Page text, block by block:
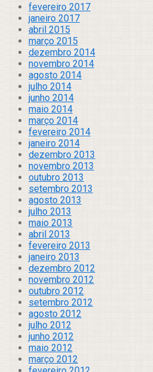
fevereiro 2017
janeiro 2017
abril 2015
março 2015
dezembro 2014
novembro 2014
agosto 2014
julho 2014
junho 2014
maio 2014
março 2014
fevereiro 2014
janeiro 2014
dezembro 2013
novembro 2013
outubro 2013
setembro 2013
agosto 2013
julho 2013
maio 2013
abril 2013
fevereiro 2013
janeiro 2013
dezembro 2012
novembro 2012
outubro 2012
setembro 2012
agosto 2012
julho 2012
junho 2012
maio 2012
março 2012